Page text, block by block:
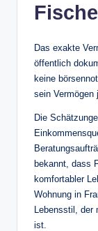
Das exakte
öffentlich
keine
sein Vermögen
Die
bekannt, dass
komfortabler
Wohnung in
Lebensstil,
ist.